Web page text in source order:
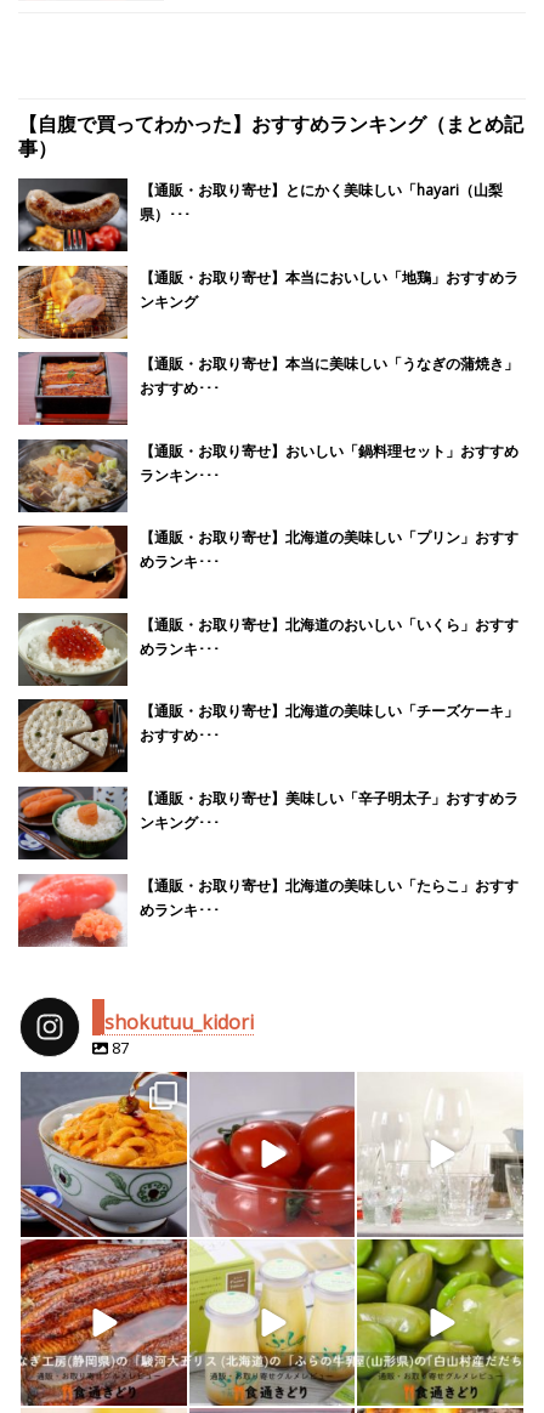
【自腹で買ってわかった】おすすめランキング（まとめ記
事）
【通販・お取り寄せ】とにかく美味しい「hayari（山梨
県）･･･
【通販・お取り寄せ】本当においしい「地鶏」おすすめラ
ンキング
【通販・お取り寄せ】本当に美味しい「うなぎの蒲焼き」
おすすめ･･･
【通販・お取り寄せ】おいしい「鍋料理セット」おすすめ
ランキン･･･
【通販・お取り寄せ】北海道の美味しい「プリン」おすす
めランキ･･･
【通販・お取り寄せ】北海道のおいしい「いくら」おすす
めランキ･･･
【通販・お取り寄せ】北海道の美味しい「チーズケーキ」
おすすめ･･･
【通販・お取り寄せ】美味しい「辛子明太子」おすすめラ
ンキング･･･
【通販・お取り寄せ】北海道の美味しい「たらこ」おすす
めランキ･･･
shokutuu_kidori
87
shokutuu_kidori
4月 25 2月 14 2月 13
shokutuu_kidori
1月 26
shokutuu_kidori
1月 24
shokutuu_kidori
1月 23